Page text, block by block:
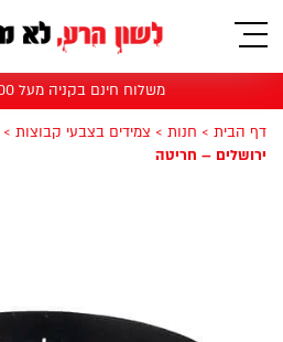
תפריט
משלוח חינם בקניה מעל 100 ש"ח
דף הבית > חנות > צמידים בצבעי קבוצות >
ירושלים – חריטה